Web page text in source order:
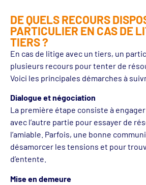
DE QUELS RECOURS
PARTICULIER EN CAS DE
TIERS ?
En cas de litige avec un tiers, un
plusieurs recours pour tenter de
Voici les principales démarches à
Dialogue et négociation
La première étape consiste à
avec l’autre partie pour essayer de
l’amiable. Parfois, une bonne
désamorcer les tensions et pour
d’entente.
Mise en demeure